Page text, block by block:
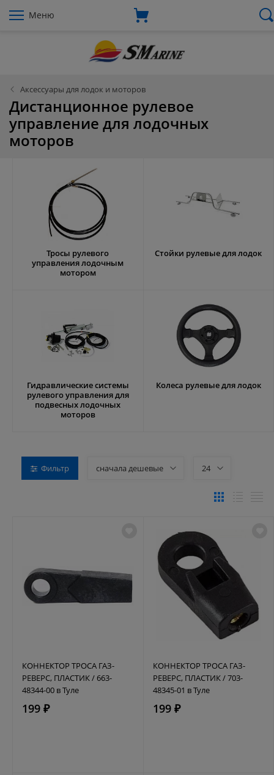
Меню
Аксессуары для лодок и моторов
Дистанционное рулевое
управление для лодочных
моторов
Тросы рулевого
управления лодочным
мотором
Стойки рулевые для лодок
Гидравлические системы
рулевого управления для
подвесных лодочных
моторов
Колеса рулевые для лодок
Фильтр сначала дешевые 24
КОННЕКТОР ТРОСА ГАЗ-
РЕВЕРС, ПЛАСТИК / 663-
48344-00 в Туле
199 ₽
КОННЕКТОР ТРОСА ГАЗ-
РЕВЕРС, ПЛАСТИК / 703-
48345-01 в Туле
199 ₽